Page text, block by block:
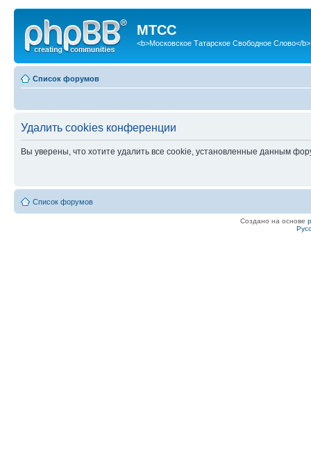
МТСС
<b>Московское Татарское Свободное Слово</b>
Список форумов
Удалить cookies конференции
Вы уверены, что хотите удалить все cookie, установленные данным
Список форумов
Создано на основе